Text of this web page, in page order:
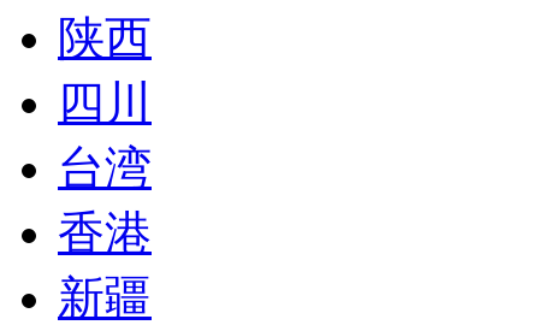
陕西
四川
台湾
香港
新疆